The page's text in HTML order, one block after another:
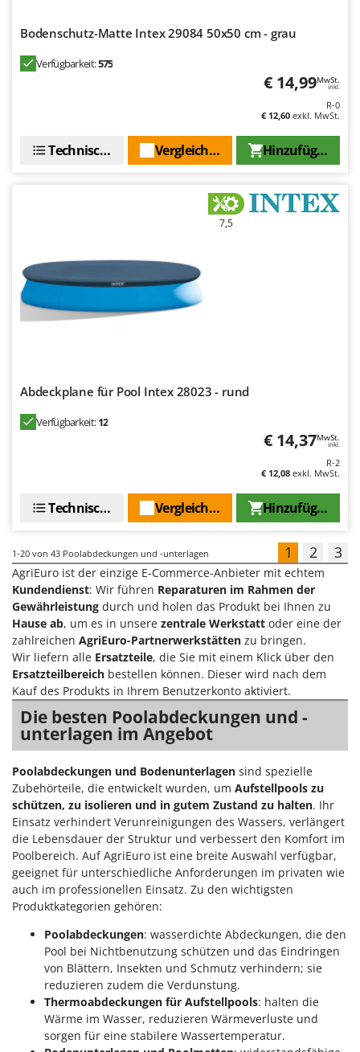
Bodenschutz-Matte Intex 29084 50x50 cm - grau
Verfügbarkeit:575
€ 14,99MwSt.
inkl.
R-0
€ 12,60 exkl. MwSt.
Hinzufügen
Vergleichen Sie
Technische Daten
7,5
Abdeckplane für Pool Intex 28023 - rund
Verfügbarkeit:12
€ 14,37MwSt.
inkl.
R-2
€ 12,08 exkl. MwSt.
Hinzufügen
Vergleichen Sie
Technische Daten
1-20 von 43 Poolabdeckungen und -unterlagen 1 2 3
AgriEuro ist der einzige E-Commerce-Anbieter mit echtem
Kundendienst: Wir führen Reparaturen im Rahmen der
Gewährleistung durch und holen das Produkt bei Ihnen zu
Hause ab, um es in unsere zentrale Werkstatt oder eine der
zahlreichen AgriEuro-Partnerwerkstätten zu bringen.
Wir liefern alle Ersatzteile, die Sie mit einem Klick über den
Ersatzteilbereich bestellen können. Dieser wird nach dem
Kauf des Produkts in Ihrem Benutzerkonto aktiviert.
Die besten Poolabdeckungen und -
unterlagen im Angebot
Poolabdeckungen und Bodenunterlagen sind spezielle
Zubehörteile, die entwickelt wurden, um Aufstellpools zu
schützen, zu isolieren und in gutem Zustand zu halten. Ihr
Einsatz verhindert Verunreinigungen des Wassers, verlängert
die Lebensdauer der Struktur und verbessert den Komfort im
Poolbereich. Auf AgriEuro ist eine breite Auswahl verfügbar,
geeignet für unterschiedliche Anforderungen im privaten wie
auch im professionellen Einsatz. Zu den wichtigsten
Produktkategorien gehören:
Poolabdeckungen: wasserdichte Abdeckungen, die den
Pool bei Nichtbenutzung schützen und das Eindringen
von Blättern, Insekten und Schmutz verhindern; sie
reduzieren zudem die Verdunstung.
Thermoabdeckungen für Aufstellpools: halten die
Wärme im Wasser, reduzieren Wärmeverluste und
sorgen für eine stabilere Wassertemperatur.